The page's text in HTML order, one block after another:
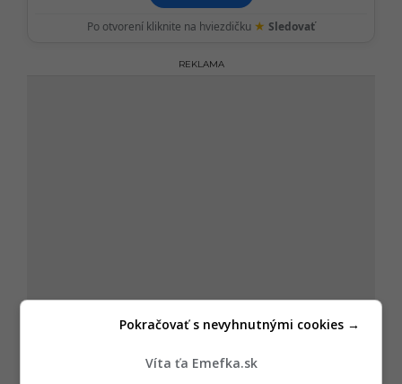
Po otvorení kliknite na hviezdičku ★ Sledovať
REKLAMA
Víta ťa Emefka.sk
Pokračovať s nevyhnutnými cookies →